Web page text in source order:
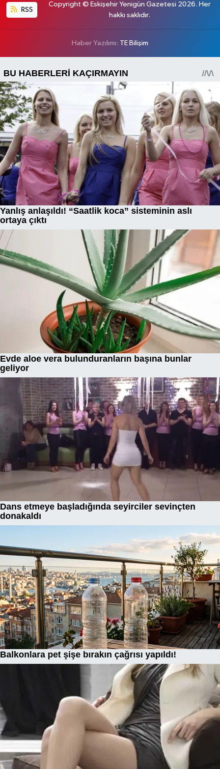
RSS
Copyright © Eskişehir Yenigün Gazetesi 2026. Her
hakkı saklıdır.
Haber Yazılımı: TE Bilişim